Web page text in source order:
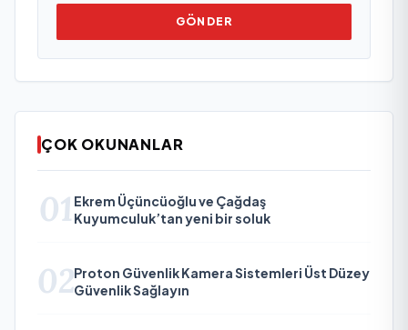
GÖNDER
ÇOK OKUNANLAR
01 Ekrem Üçüncüoğlu ve Çağdaş
Kuyumculuk’tan yeni bir soluk
02Proton Güvenlik Kamera Sistemleri Üst Düzey
Güvenlik Sağlayın